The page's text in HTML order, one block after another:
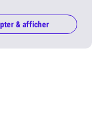
& afficher